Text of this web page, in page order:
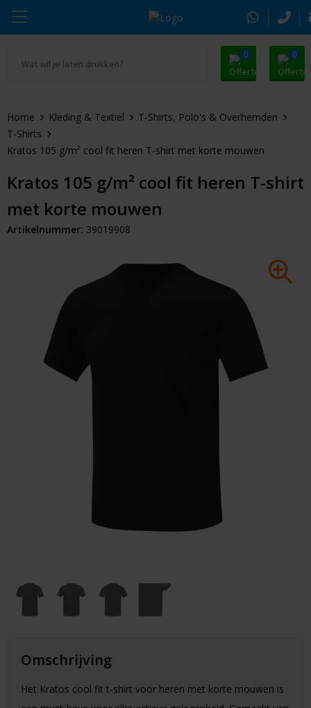
0 0
Drinkwaren
Kleding & Textiel
Tassen & Reizen
Elektronica & Gadgets
Sleutelhangers & Tools
Huis & Lifestyle
Outdoor & Vrije Tijd
Alle promosnoepje
Zomer
Pasen
Kerst
Eindejaarsgeschenken
Thule
Moleskine
Alle merken
Home Kleding & Textiel
T-Shirts, Polo's & Overhemden
T-Shirts
Kratos 105 g/m² cool fit heren T-shirt met korte mouwen
Kratos 105 g/m² cool fit heren T-shirt
met korte mouwen
Artikelnummer: 39019908
Omschrijving
Het Kratos cool fit t-shirt voor heren met korte mouwen is